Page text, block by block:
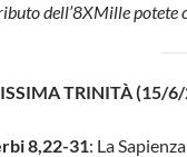
dell’8XMille potete
TRINITÀ (15/
8,22-31: La